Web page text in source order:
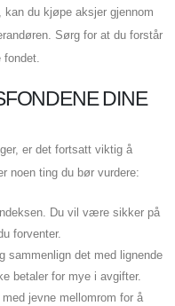
kan du kjøpe aksjer gjennom
Sørg for at du forstår
DINE
er det fortsatt viktig å
noen ting du bør vurdere:
Du vil være sikker på
forventer.
sammenlign det med lignende
betaler for mye i avgifter.
jevne mellomrom for å